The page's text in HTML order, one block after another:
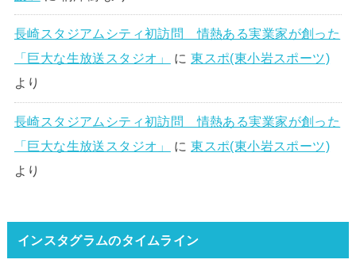
長崎スタジアムシティ初訪問 情熱ある実業家が創った
「巨大な生放送スタジオ」
に東スポ(東小岩スポーツ)
より
長崎スタジアムシティ初訪問 情熱ある実業家が創った
「巨大な生放送スタジオ」
に東スポ(東小岩スポーツ)
より
インスタグラムのタイムライン